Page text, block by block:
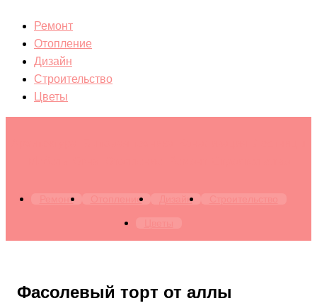
Ремонт
Отопление
Дизайн
Строительство
Цветы
Ремонт Отопление Дизайн
Фасолевый торт от аллы